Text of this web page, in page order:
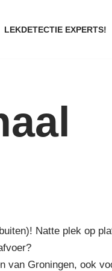
LEKDETECTIE EXPERTS!
Natte plek op
van Groningen, ook